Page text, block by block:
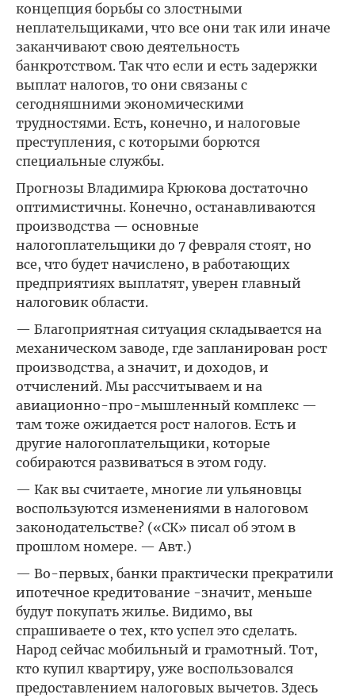
концепция борьбы со злостными
неплательщиками, что все они так или иначе
заканчивают свою деятельность
банкротством. Так что если и есть задержки
выплат налогов, то они связаны с
сегодняшними экономическими
трудностями. Есть, конечно, и налоговые
преступления, с которыми борются
специальные службы.
Прогнозы Владимира Крюкова достаточно
оптимистичны. Конечно, останавливаются
производства — основные
налогоплательщики до 7 февраля стоят, но
все, что будет начислено, в работающих
предприятиях выплатят, уверен главный
налоговик области.
— Благоприятная ситуация складывается на
механическом заводе, где запланирован рост
производства, а значит, и доходов, и
отчислений. Мы рассчитываем и на
авиационно-про-мышленный комплекс —
там тоже ожидается рост налогов. Есть и
другие налогоплательщики, которые
собираются развиваться в этом году.
— Как вы считаете, многие ли ульяновцы
воспользуются изменениями в налоговом
законодательстве? («СК» писал об этом в
прошлом номере. — Авт.)
— Во-первых, банки практически прекратили
ипотечное кредитование -значит, меньше
будут покупать жилье. Видимо, вы
спрашиваете о тех, кто успел это сделать.
Народ сейчас мобильный и грамотный. Тот,
кто купил квартиру, уже воспользовался
предоставлением налоговых вычетов. Здесь